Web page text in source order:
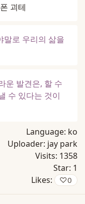
괴테
말로 우리의 삶을
운 발견은, 할 수
수 있다는 것이
Language: ko
Uploader: jay park
Visits: 1358
Star: 1
Likes:
♡0